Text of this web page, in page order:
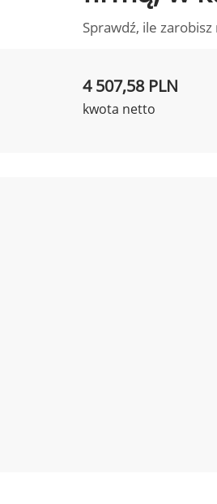
Sprawdź, ile
4 507,58 PLN
kwota netto